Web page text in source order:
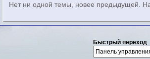
Нет ни одной темы, новее предыдущей.
Быстрый переход